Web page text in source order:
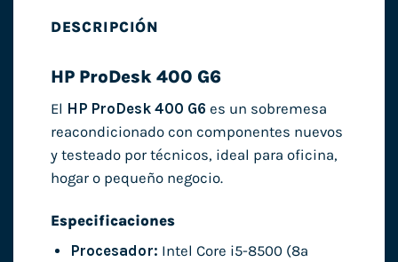
DESCRIPCIÓN
HP ProDesk 400 G6
El HP ProDesk 400 G6 es un sobremesa
reacondicionado con componentes nuevos
y testeado por técnicos, ideal para oficina,
hogar o pequeño negocio.
Especificaciones
Procesador: Intel Core i5-8500 (8ª